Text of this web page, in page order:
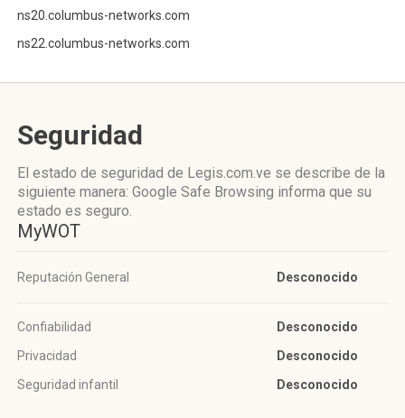
ns20.columbus-networks.com
ns22.columbus-networks.com
Seguridad
El estado de seguridad de Legis.com.ve se describe de la
siguiente manera: Google Safe Browsing informa que su
estado es seguro.
MyWOT
Reputación General Desconocido
Confiabilidad
Desconocido
Privacidad
Desconocido
Seguridad infantil
Desconocido